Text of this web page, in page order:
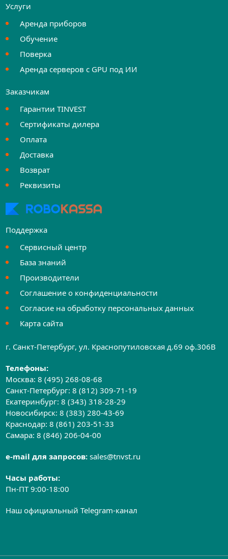
Услуги
Аренда приборов
Обучение
Поверка
Аренда серверов с GPU под ИИ
Заказчикам
Гарантии TINVEST
Сертификаты дилера
Оплата
Доставка
Возврат
Реквизиты
Поддержка
Сервисный центр
База знаний
Производители
Соглашение о конфиденциальности
Согласие на обработку персональных данных
Карта сайта
г. Санкт-Петербург, ул. Краснопутиловская д.69 оф.306B
Телефоны:
Москва:8 (495) 268-08-68
Санкт-Петербург:8 (812) 309-71-19
Екатеринбург:8 (343) 318-28-29
Новосибирск:8 (383) 280-43-69
Краснодар:8 (861) 203-51-33
Самара:8 (846) 206-04-00
e-mail для запросов:sales@tnvst.ru
Часы работы:
Пн-ПТ 9:00-18:00
Наш официальный Telegram-канал